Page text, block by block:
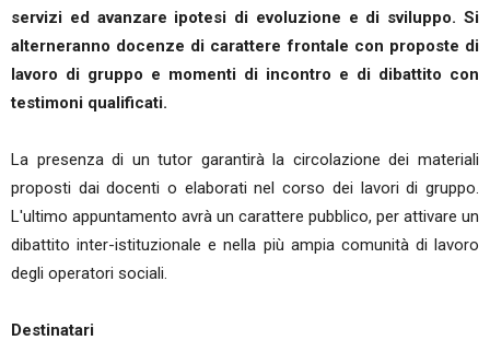
servizi ed avanzare ipotesi di evoluzione e di sviluppo. Si
alterneranno docenze di carattere frontale con proposte di
lavoro di gruppo e momenti di incontro e di dibattito con
testimoni qualificati.
La presenza di un tutor garantirà la circolazione dei materiali
proposti dai docenti o elaborati nel corso dei lavori di gruppo.
L'ultimo appuntamento avrà un carattere pubblico, per attivare un
dibattito inter-istituzionale e nella più ampia comunità di lavoro
degli operatori sociali.
Destinatari